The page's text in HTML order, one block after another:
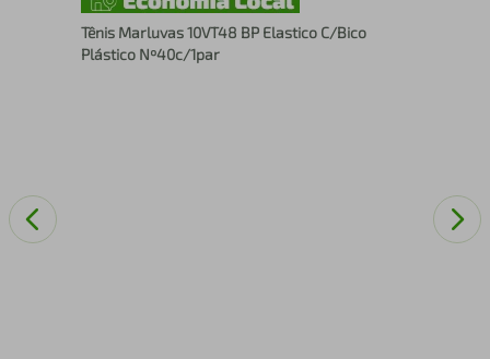
Tênis Marluvas 10VT48 BP Elastico C/Bico
Plástico Nº40c/1par